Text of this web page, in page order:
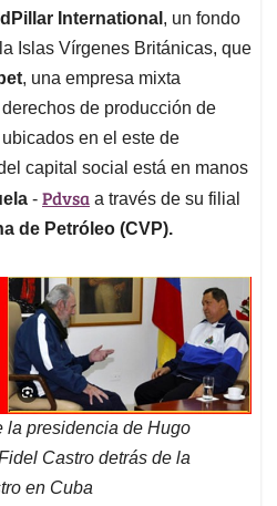
International , un fondo
Islas Vírgenes Británicas, que
, una empresa mixta
de producción de
en el este de
capital social está en manos
- Pdvsa a través de su filial
de Petróleo (CVP).
la presidencia de Hugo
Castro detrás de la
en Cuba